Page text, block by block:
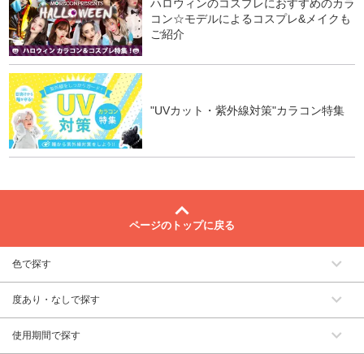
ハロウィンのコスプレにおすすめのカラ
コン☆モデルによるコスプレ&メイクも
ご紹介
"UVカット・紫外線対策"カラコン特集
ページのトップに戻る
色で探す
度あり・なしで探す
使用期間で探す